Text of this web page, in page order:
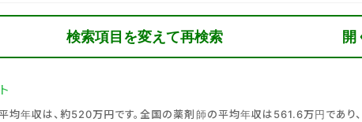
検索項目を変えて再検索
均年収は、約520万円です。全国の薬剤師の平均年収は561.6万円であり